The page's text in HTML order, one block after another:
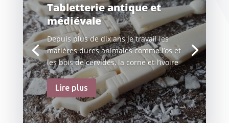
Tabletterie antique et
médiévale
Depuis plus de dix ans je travail les
matières dures animales comme l’os et
les bois de cervidés, la corne et l’ivoire
Lire plus